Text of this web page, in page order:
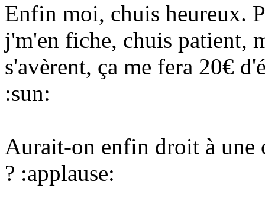
Enfin moi, chuis heureux.
j'm'en fiche, chuis patient,
s'avèrent, ça me fera 20€
:sun:
Aurait-on enfin droit à une
? :applause: